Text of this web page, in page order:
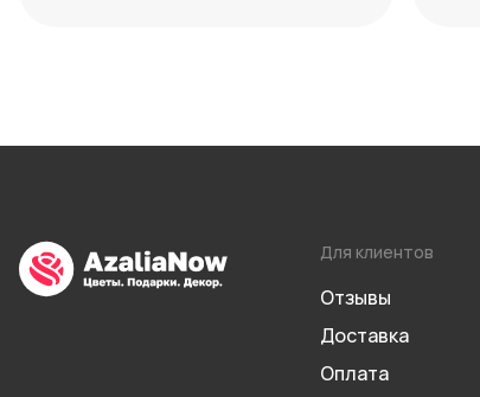
Для клиентов
Отзывы
Доставка
Оплата